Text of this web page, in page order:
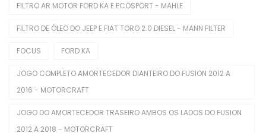
Limpeza Automotiva
Bombas De Combustível
FILTRO AR MOTOR FORD KA E ECOSPORT - MAHLE
FILTRO DE ÓLEO DO JEEP E FIAT TORO 2.0 DIESEL - MANN FILTER
FOCUS FORD KA
JOGO COMPLETO AMORTECEDOR DIANTEIRO DO FUSION 2012 A
2016 - MOTORCRAFT
JOGO DO AMORTECEDOR TRASEIRO AMBOS OS LADOS DO FUSION
2012 A 2018 - MOTORCRAFT